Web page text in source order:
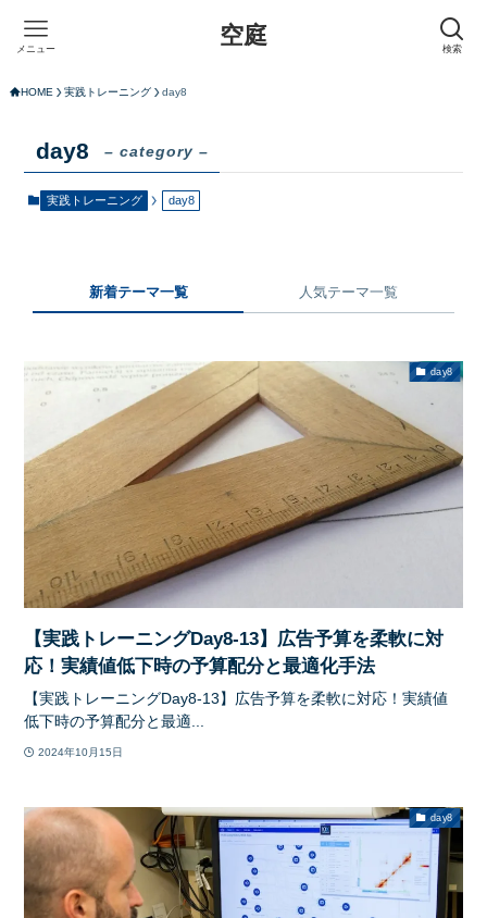
空庭 検索
メニュー
HOME 実践トレーニング day8
day8 – category –
実践トレーニング day8
新着テーマ一覧 人気テーマ一覧
day8
【実践トレーニングDay8-13】広告予算を柔軟に対
応！実績値低下時の予算配分と最適化手法
【実践トレーニングDay8-13】広告予算を柔軟に対応！実績値
低下時の予算配分と最適...
2024年10月15日
day8